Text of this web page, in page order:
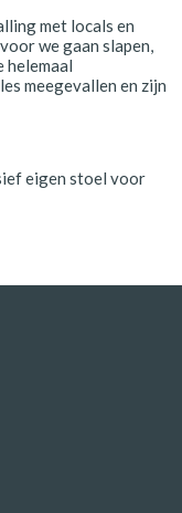
met locals en
we gaan slapen,
helemaal
meegevallen en zijn
eigen stoel voor